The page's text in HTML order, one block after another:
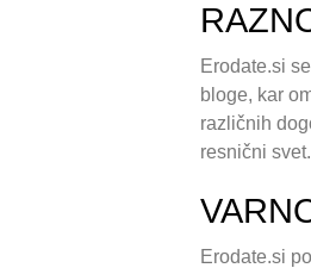
Erodate.si
bloge, kar
različnih
resnični svet.
Erodate.si